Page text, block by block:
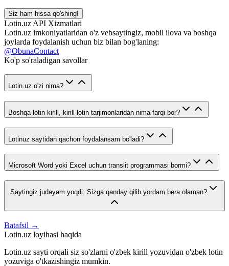
Siz ham hissa qo'shing!
Lotin.uz API Xizmatlari
Lotin.uz imkoniyatlaridan o'z vebsaytingiz, mobil ilova va boshqa
joylarda foydalanish uchun biz bilan bog'laning:
@ObunaContact
Ko'p so'raladigan savollar
Lotin.uz o'zi nima?
Boshqa lotin-kirill, kirill-lotin tarjimonlaridan nima farqi bor?
Lotinuz saytidan qachon foydalansam bo'ladi?
Microsoft Word yoki Excel uchun translit programmasi bormi?
Saytingiz judayam yoqdi. Sizga qanday qilib yordam bera olaman?
Batafsil →
Lotin.uz loyihasi haqida
Lotin.uz sayti orqali siz so'zlarni o'zbek kirill yozuvidan o'zbek lotin
yozuviga o'tkazishingiz mumkin.